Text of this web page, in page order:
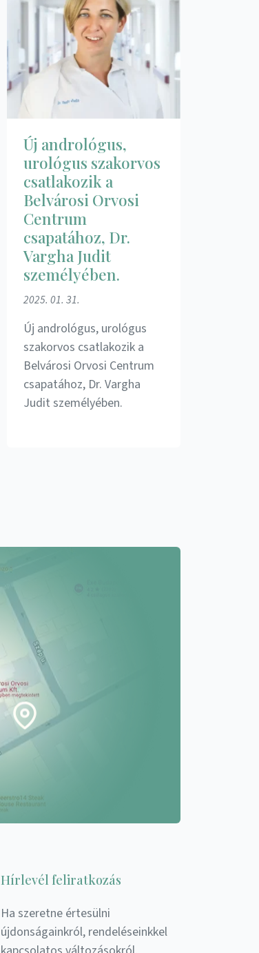
Új andrológus,
urológus szakorvos
csatlakozik a
Belvárosi Orvosi
Centrum
csapatához, Dr.
Vargha Judit
személyében.
2025. 01. 31.
Új andrológus, urológus
szakorvos csatlakozik a
Belvárosi Orvosi Centrum
csapatához, Dr. Vargha
Judit személyében.
Hírlevél feliratkozás
Ha szeretne értesülni
újdonságainkról, rendeléseinkkel